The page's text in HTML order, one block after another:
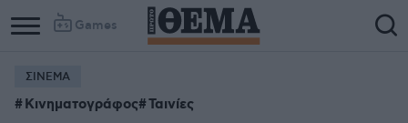
Games
ΣΙΝΕΜΑ
Κινηματογράφος Ταινίες